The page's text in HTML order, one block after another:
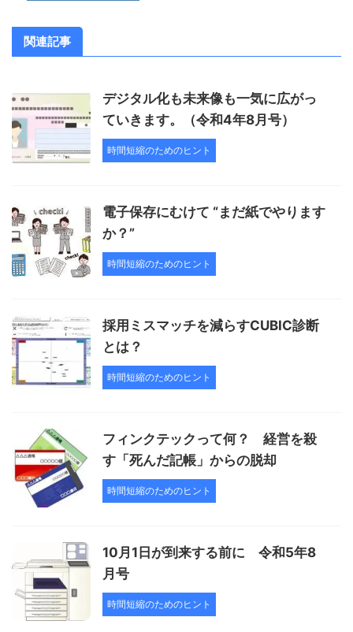
関連記事
デジタル化も未来像も一気に広がっ
ていきます。（令和4年8月号）
時間短縮のためのヒント
電子保存にむけて “まだ紙でやります
か？”
時間短縮のためのヒント
採用ミスマッチを減らすCUBIC診断
とは？
時間短縮のためのヒント
フィンクテックって何？ 経営を殺
す「死んだ記帳」からの脱却
時間短縮のためのヒント
10月1日が到来する前に 令和5年8
月号
時間短縮のためのヒント